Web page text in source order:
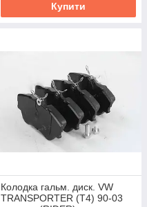
Купити
Колодка гальм. диск. VW
TRANSPORTER (T4) 90-03